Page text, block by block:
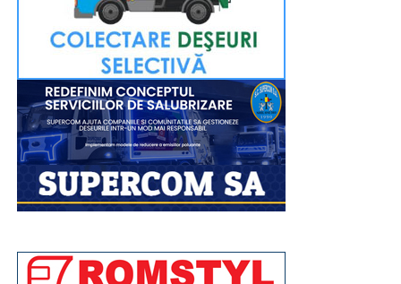
Închinarea la sfintele moaște se va putea face până
seara, târziu, pentru a oferi tuturor credincioșilor
posibilitatea de a participa. Evenimentul religios va fi
transmis în direct pe pagina de Facebook a Arhiepiscopiei
La fel ca și în anii precedenți, la finalul evenimentului de